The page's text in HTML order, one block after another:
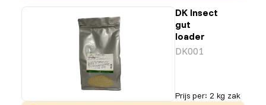
DK Insect
gut
loader
DK001
Prijs per: 2 kg zak